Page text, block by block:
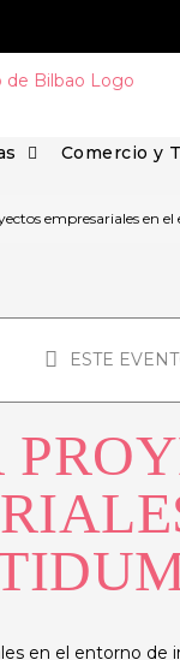
Comercio y
empresariales en
ESTE